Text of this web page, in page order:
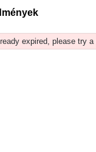
expired, please try a